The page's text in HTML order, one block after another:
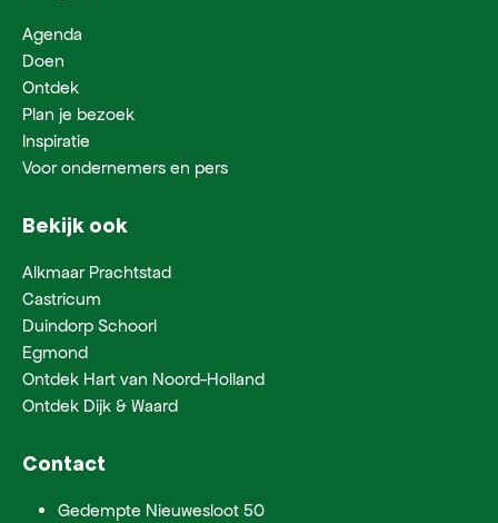
Agenda
Doen
Ontdek
Plan je bezoek
Inspiratie
Voor ondernemers en pers
Bekijk ook
Alkmaar Prachtstad
Castricum
Duindorp Schoorl
Egmond
Ontdek Hart van Noord-Holland
Ontdek Dijk & Waard
Contact
Gedempte Nieuwesloot 50